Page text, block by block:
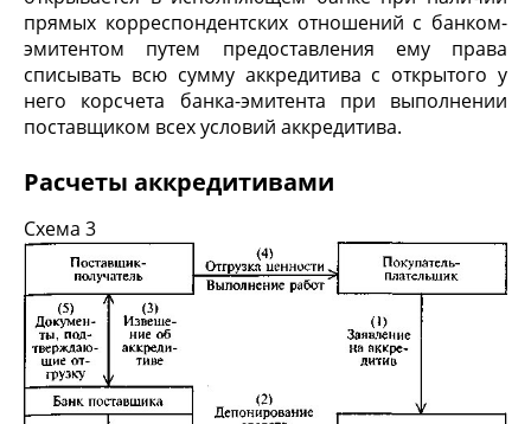
прямых коррес­пондентских отношений с банком-
эмитентом путем предоставления ему права
списывать всю сумму аккредитива с открытого у
него корсчета банка-эмитента при выполнении
поставщиком всех условий аккредитива.
Расчеты аккредитивами
Схема 3